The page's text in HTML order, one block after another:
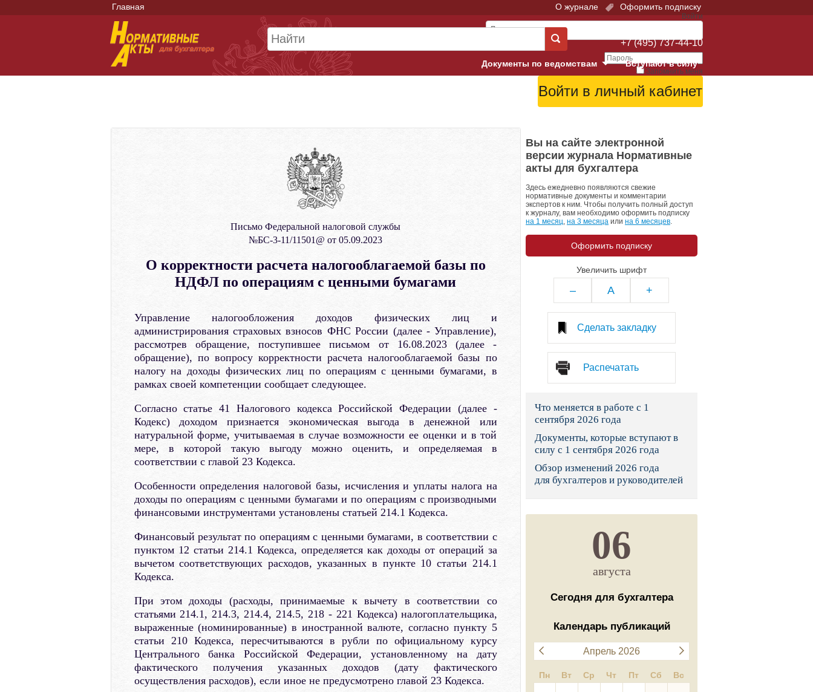
Главная О журнале Оформить подписку
Войти
Запомнить меня
+7 (495) 737-44-10
Вступают в силу
Документы по ведомствам
Арбитражные суды
Верховный Суд
Гострудинспекция в г. Москве
Конституционный Суд
Президент: законы и указы
Роструд
Социальный фонд России
Суд общей юрисдикции
Федеральная налоговая служба
Фонд социального страхования
Письмо Федеральной налоговой службы
№БС-3-11/11501@ от 05.09.2023
О корректности расчета налогооблагаемой базы по
НДФЛ по операциям с ценными бумагами
Управление налогообложения доходов физических лиц и
администрирования страховых взносов ФНС России (далее - Управление),
рассмотрев обращение, поступившее письмом от 16.08.2023 (далее -
обращение), по вопросу корректности расчета налогооблагаемой базы по
налогу на доходы физических лиц по операциям с ценными бумагами, в
рамках своей компетенции сообщает следующее.
Согласно статье 41 Налогового кодекса Российской Федерации (далее -
Кодекс) доходом признается экономическая выгода в денежной или
натуральной форме, учитываемая в случае возможности ее оценки и в той
мере, в которой такую выгоду можно оценить, и определяемая в
соответствии с главой 23 Кодекса.
Особенности определения налоговой базы, исчисления и уплаты налога на
доходы по операциям с ценными бумагами и по операциям с производными
финансовыми инструментами установлены статьей 214.1 Кодекса.
Финансовый результат по операциям с ценными бумагами, в соответствии с
пунктом 12 статьи 214.1 Кодекса, определяется как доходы от операций за
вычетом соответствующих расходов, указанных в пункте 10 статьи 214.1
Кодекса.
При этом доходы (расходы, принимаемые к вычету в соответствии со
статьями 214.1, 214.3, 214.4, 214.5, 218 - 221 Кодекса) налогоплательщика,
выраженные (номинированные) в иностранной валюте, согласно пункту 5
статьи 210 Кодекса, пересчитываются в рубли по официальному курсу
Центрального банка Российской Федерации, установленному на дату
фактического получения указанных доходов (дату фактического
осуществления расходов), если иное не предусмотрено главой 23 Кодекса.
Вы на сайте электронной
версии журнала Нормативные
акты для бухгалтера
Здесь ежедневно появляются свежие
нормативные документы и комментарии
экспертов к ним. Чтобы получить полный доступ
к журналу, вам необходимо оформить подписку
на 1 месяц, на 3 месяца или на 6 месяцев.
Оформить подписку
Увеличить шрифт
– A +
Сделать закладку
Распечатать
Что меняется в работе с 1
сентября 2026 года
Документы, которые вступают в
силу с 1 сентября 2026 года
Обзор изменений 2026 года
для бухгалтеров и руководителей
06
августа
Сегодня для бухгалтера
Календарь публикаций
Апрель 2026
Пн Вт Ср Чт Пт Сб Вс